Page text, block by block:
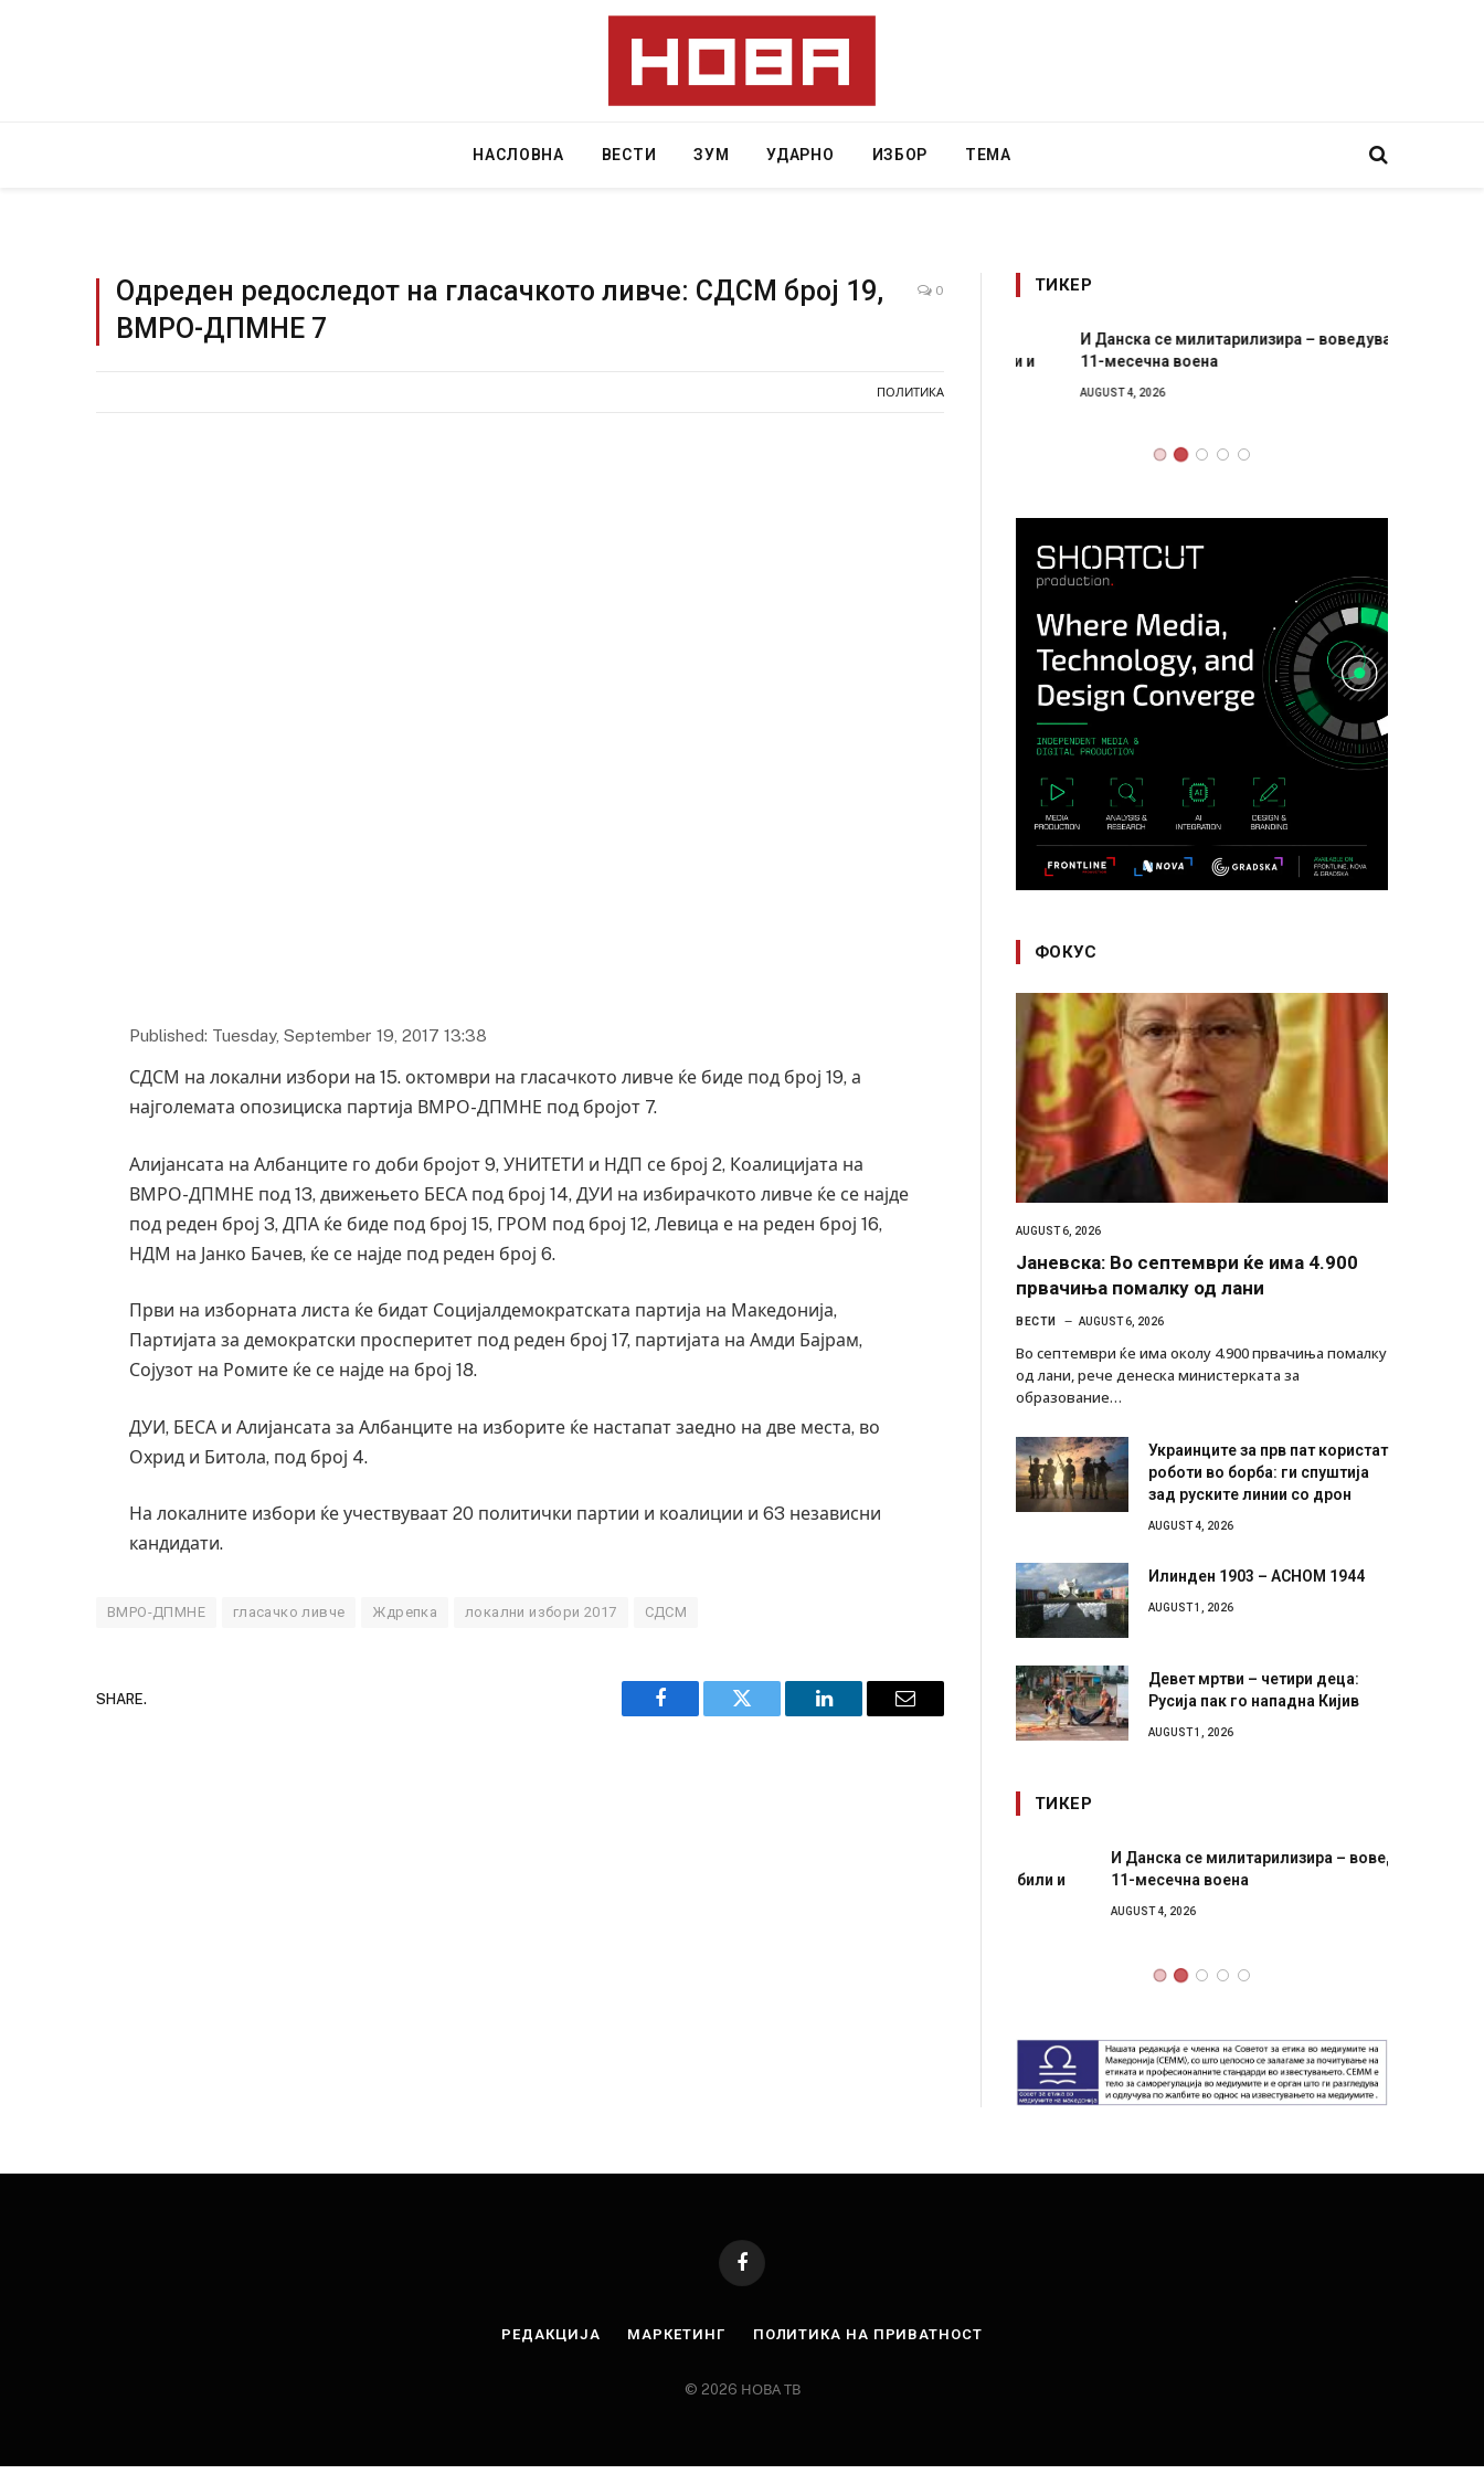
НАСЛОВНА ВЕСТИ ЗУМ УДАРНО ИЗБОР ТЕМА
Одреден редоследот на гласачкото ливче: СДСМ број 19,
ВМРО-ДПМНЕ 7
0
ПОЛИТИКА
Published: Tuesday, September 19, 2017 13:38
СДСМ на локални избори нa 15. октомври на гласачкото ливче ќе биде под број 19, а
најголемата опозициска партија ВМРО-ДПМНЕ под бројот 7.
Алијансата на Албанците го доби бројот 9, УНИТЕТИ и НДП се број 2, Коалицијата на
ВМРО-ДПМНЕ под 13, движењето БЕСА под број 14, ДУИ на избирачкото ливче ќе се најде
под реден број 3, ДПА ќе биде под број 15, ГРОМ под број 12, Левица е на реден број 16,
НДМ на Јанко Бачев, ќе се најде под реден број 6.
Први на изборната листа ќе бидат Социјалдемократската партија на Македонија,
Партијата за демократски просперитет под реден број 17, партијата на Амди Бајрам,
Сојузот на Ромите ќе се најде на број 18.
ДУИ, БЕСА и Алијансата за Албанците на изборите ќе настапат заедно на две места, во
Охрид и Битола, под број 4.
На локалните избори ќе учествуваат 20 политички партии и коалиции и 63 независни
кандидати.
ВМРО-ДПМНЕ гласачко ливче Ждрепка локални избори 2017 СДСМ
SHARE.
Facebook Twitter LinkedIn Email
ТИКЕР
Грција: Горат Парос, Андрос, Калимнос, Крит, …
И Данска се милитарилизира – воведува нова
11-месечна воена
AUGUST 4, 2026
ФОКУС
AUGUST 6, 2026
Јаневска: Во септември ќе има 4.900
првачиња помалку од лани
ВЕСТИ AUGUST 6, 2026
Во септември ќе има околу 4.900 првачиња помалку
од лани, рече денеска министерката за
образование…
Украинците за прв пат користат
роботи во борба: ги спуштија
зад руските линии со дрон
AUGUST 4, 2026
Илинден 1903 – АСНОМ 1944
AUGUST 1, 2026
Девет мртви – четири деца:
Русија пак го нападна Кијив
AUGUST 1, 2026
ТИКЕР
И Данска се милитарилизира – воведува нова
11-месечна воена
Facebook